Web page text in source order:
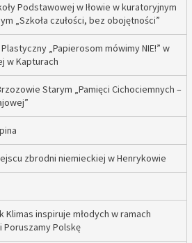
Podstawowej w Iłowie w kuratoryjnym
„Szkoła czułości, bez obojętności”
„Papierosom mówimy NIE!” w
w Kapturach
Starym „Pamięci Cichociemnych –
zbrodni niemieckiej w Henrykowie
Klimas inspiruje młodych w ramach
Polskę